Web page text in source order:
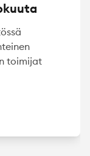
toimijat